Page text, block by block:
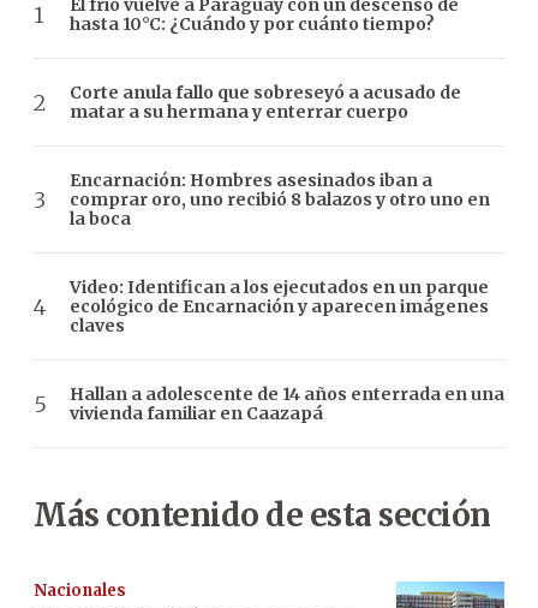
El frío vuelve a Paraguay con un descenso de
hasta 10°C: ¿Cuándo y por cuánto tiempo?
Corte anula fallo que sobreseyó a acusado de
matar a su hermana y enterrar cuerpo
Encarnación: Hombres asesinados iban a
comprar oro, uno recibió 8 balazos y otro uno en
la boca
Video: Identifican a los ejecutados en un parque
ecológico de Encarnación y aparecen imágenes
claves
Hallan a adolescente de 14 años enterrada en una
vivienda familiar en Caazapá
Más contenido de esta sección
Nacionales